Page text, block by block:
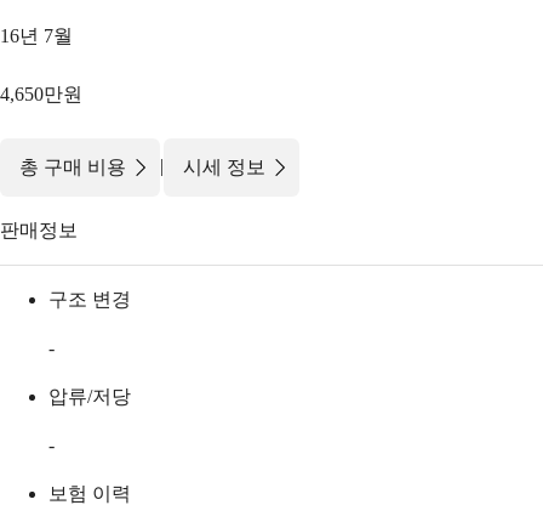
16년 7월
4,650만원
총 구매 비용 | 시세 정보
판매정보
구조 변경
-
압류/저당
-
보험 이력